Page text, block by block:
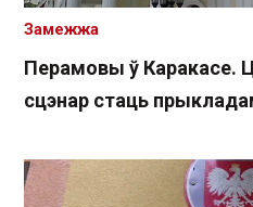
Перамовы ў Каракасе.
сцэнар стаць
Замежжа